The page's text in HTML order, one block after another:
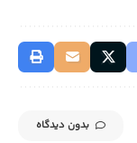
بدون دیدگاه